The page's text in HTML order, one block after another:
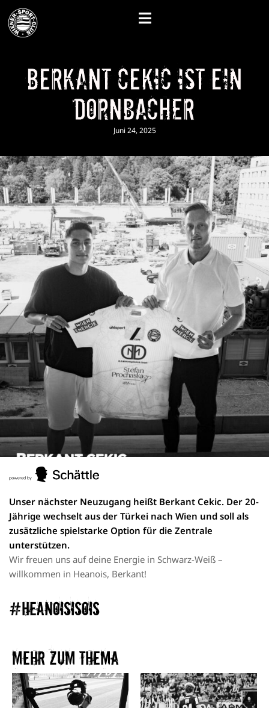
Berkant Cekic ist ein
Dornbacher
Juni 24, 2025
Unser nächster Neuzugang heißt Berkant Cekic. Der 20-
Jährige wechselt aus der Türkei nach Wien und soll als
zusätzliche spielstarke Option für die Zentrale
unterstützen.
Wir freuen uns auf deine Energie in Schwarz-Weiß –
willkommen in Heanois, Berkant!
#heanoisisois
Mehr zum Thema​